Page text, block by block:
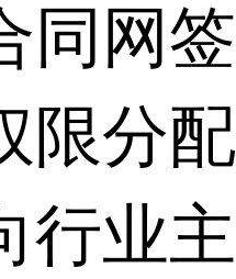
同网
限分
行业